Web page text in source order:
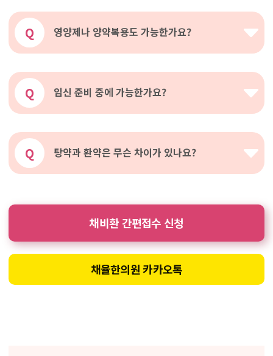
Q 영양제나 양약복용도 가능한가요?
Q 임신 준비 중에 가능한가요?
Q 탕약과 환약은 무슨 차이가 있나요?
채비환 간편접수 신청
채율한의원 카카오톡